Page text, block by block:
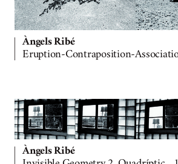
Àngels Ribé
Eruption-Contraposition-
Àngels Ribé